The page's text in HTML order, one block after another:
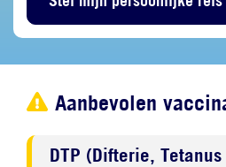
Aanbevolen
DTP (Difterie,